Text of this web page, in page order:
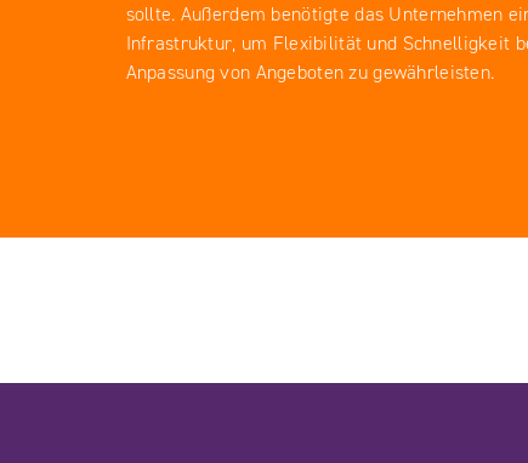
sollte. Außerdem benötigte das Unternehmen
Infrastruktur, um Flexibilität und Schnelligkeit
Anpassung von Angeboten zu gewährleisten.